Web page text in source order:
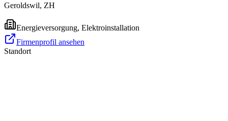
Geroldswil, ZH
Energieversorgung, Elektroinstallation
Firmenprofil ansehen
Standort